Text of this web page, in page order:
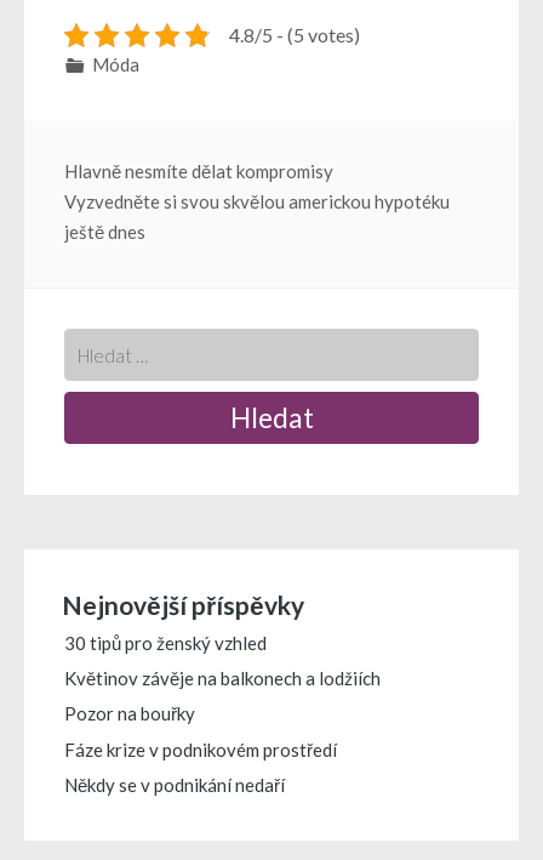
4.8/5 - (5 votes)
Móda
Navigace
pro
Hlavně nesmíte dělat kompromisy
Vyzvedněte si svou skvělou americkou hypotéku
ještě dnes
Nejnovější příspěvky
30 tipů pro ženský vzhled
Květinov závěje na balkonech a lodžiích
Pozor na bouřky
Fáze krize v podnikovém prostředí
Někdy se v podnikání nedaří